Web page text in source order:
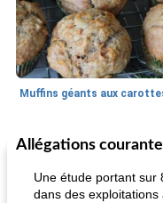
30
Marques de confiance: recettes et
astuces
Allégations
Une étude portant sur
dans des